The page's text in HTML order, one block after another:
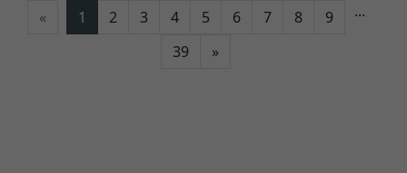
« 1 2 3 4 5 6 7 8 9 ...
39 »Verder